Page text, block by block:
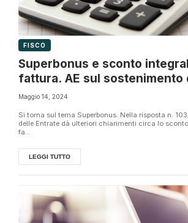
FISCO
Superbonus e sconto
fattura. AE sul sostenimento
Maggio 14, 2024
Si torna sul tema Superbonus. Nella risposta n.
delle Entrate dà ulteriori chiarimenti circa lo
fa...
LEGGI TUTTO